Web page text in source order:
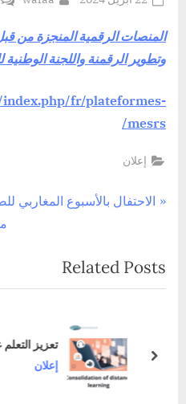
المنصات الرقمية المنجزة من
وتطوير الرقمنة واللجنة الوطنية
fr/plateformes-
mesrs/
إعلان
تصفّح
P
v
i
s
الاحتفال بالأسبوع المغاربي
t
s
Related Posts
تعزيز التعلم
إعلان next